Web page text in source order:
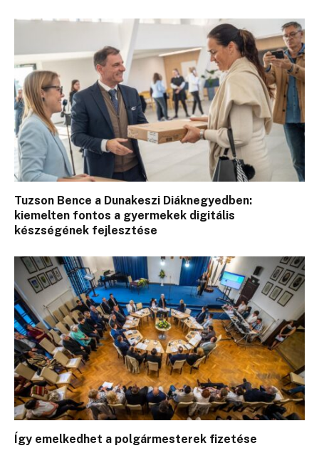
Tuzson Bence a Dunakeszi Diáknegyedben:
kiemelten fontos a gyermekek digitális
készségének fejlesztése
Így emelkedhet a polgármesterek fizetése